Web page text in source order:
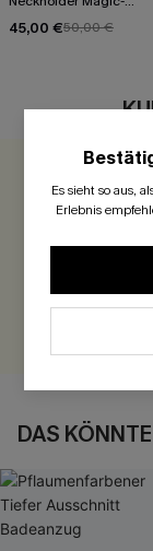
45,00 €50,00 €
Seien
DAS
Es sieht so aus,
Erlebnis